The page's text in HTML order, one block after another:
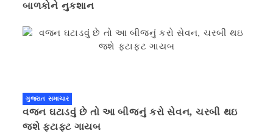
બાળકોને નુકશાન
ગુજરાત સમાચાર
વજન ઘટાડવું છે તો આ બીજનું કરો સેવન, ચરબી થઇ
જશે ફટાફટ ગાયબ